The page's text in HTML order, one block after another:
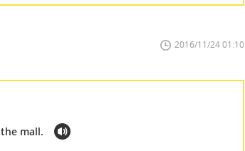
2016/11/24 01:10
mall.